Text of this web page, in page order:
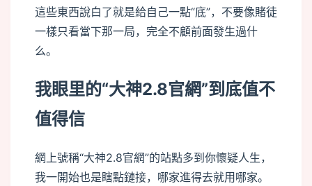
這些東西說白了就是給自己一點“底”，不要像賭徒
一樣只看當下那一局，完全不顧前面發生過什
么。
我眼里的“大神2.8官網”到底值不
值得信
網上號稱“大神2.8官網”的站點多到你懷疑人生，
我一開始也是瞎點鏈接，哪家進得去就用哪家。